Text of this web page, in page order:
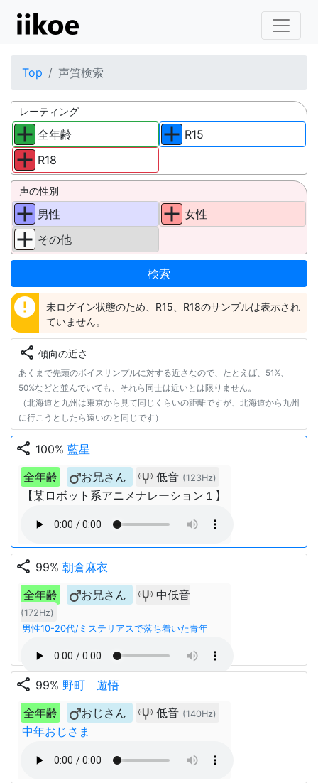
Top 声質検索
レーティング
全年齢
R18
R15
声の性別
男性
その他
女性
error
未ログイン状態のため、R15、R18のサンプルは表示され
ていません。
share 傾向の近さ
あくまで先頭のボイスサンプルに対する近さなので、たとえば、51%、
50%などと並んでいても、それら同士は近いとは限りません。
（北海道と九州は東京から見て同じくらいの距離ですが、北海道から九州
に行こうとしたら遠いのと同じです）
share 100% 藍星
全年齢
お兄さん 低音 (123Hz)
【某ロボット系アニメナレーション１】
share 99% 朝倉麻衣
全年齢
お兄さん 中低音
(172Hz)
男性10-20代/ミステリアスで落ち着いた青年
share 99% 野町 遊悟
全年齢
おじさん 低音 (140Hz)
中年おじさま